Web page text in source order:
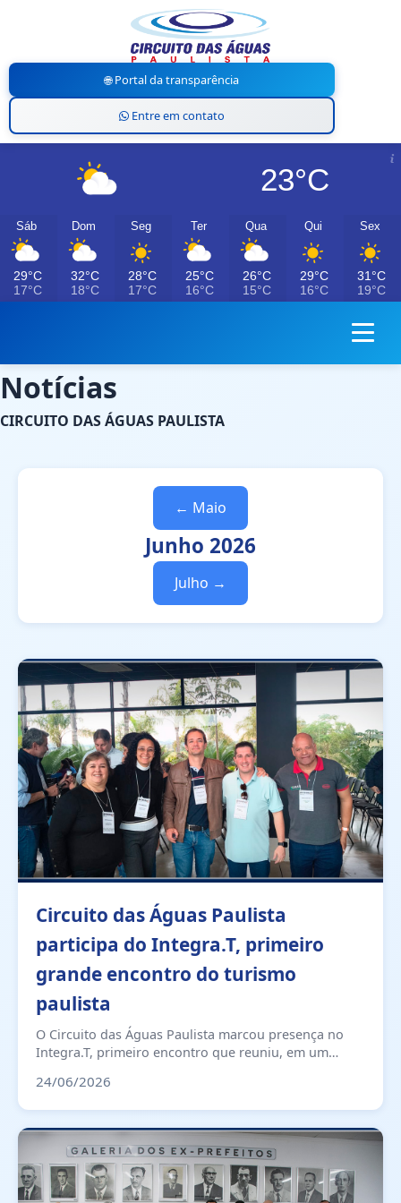
🌐 Portal da transparência
Entre em contato
23°C
Sáb
29°C
17°C
Dom
32°C
18°C
Seg
28°C
17°C
Ter
25°C
16°C
Qua
26°C
15°C
Qui
29°C
16°C
Sex
31°C
19°C
Notícias
CIRCUITO DAS ÁGUAS PAULISTA
← Maio
Junho 2026
Julho →
13 fotos
Circuito das Águas Paulista
participa do Integra.T, primeiro
grande encontro do turismo
paulista
O Circuito das Águas Paulista marcou presença no
Integra.T, primeiro encontro que reuniu, em um
Turísticas, Municípios de Interesse Turístico (MITs),
Conselhos Municipais de Turismo (COMTURs),
Instâncias de Governança Regional (IGRs), entidades
parceiras e lideranças do turismo do Estado de São
Paulo. O evento aconteceu nos dias 22 e 23 de junho,
nas cidades de Águas de São Pedro e São Pedro. Ao
longo dos dois dias de programação, o encontro
24/06/2026